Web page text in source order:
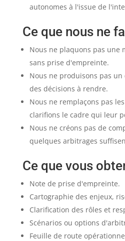
autonomes à l'issue de
Ce que nous ne
Nous ne plaquons pas une
sans prise d'empreinte.
Nous ne produisons pas
des décisions à rendre.
Nous ne remplaçons pas
clarifions le cadre qui leur
Nous ne créons pas de
quelques arbitrages
Ce que vous
Note de prise d'empreinte.
Cartographie des enjeux,
Clarification des rôles et
Scénarios ou options
Feuille de route